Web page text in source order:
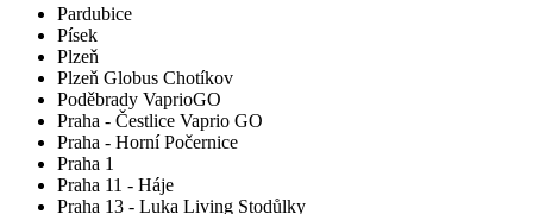
Pardubice
Písek
Plzeň
Plzeň Globus Chotíkov
Poděbrady VaprioGO
Praha - Čestlice Vaprio GO
Praha - Horní Počernice
Praha 1
Praha 11 - Háje
Praha 13 - Luka Living Stodůlky